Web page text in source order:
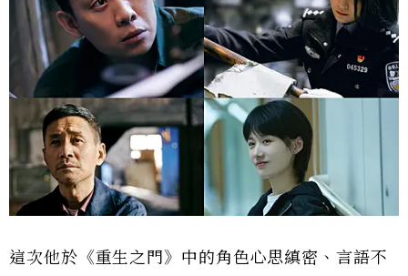
這次他於《重生之門》中的角色心思縝密、言語不